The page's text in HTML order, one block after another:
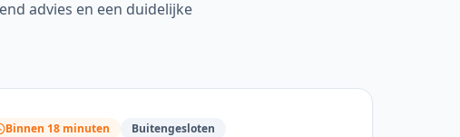
advies en een duidelijke
Binnen 18 minuten Buitengesloten